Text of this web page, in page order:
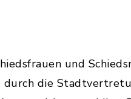
und
durch die